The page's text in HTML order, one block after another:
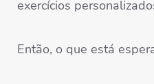
exercícios
Então, o que está